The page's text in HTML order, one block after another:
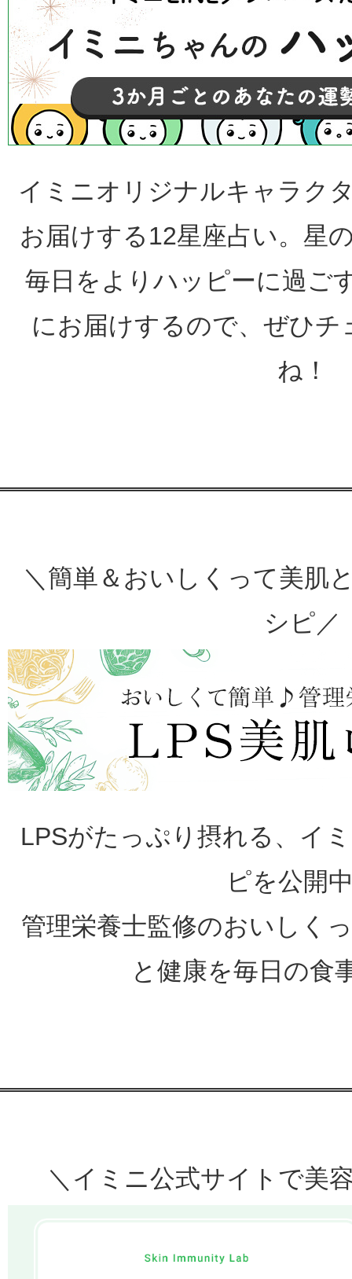
イミニオリジナルキャラク
お届けする12星座占い。星
毎日をよりハッピーに過ご
にお届けするので、ぜひ
ね！
＼簡単＆おいしくって美肌
シピ／
LPSがたっぷり摂れる、イ
ピを公開
管理栄養士監修のおいしく
と健康を毎日の食
＼イミニ公式サイトで美